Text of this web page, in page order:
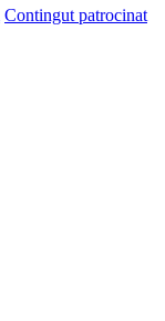
Contingut patrocinat